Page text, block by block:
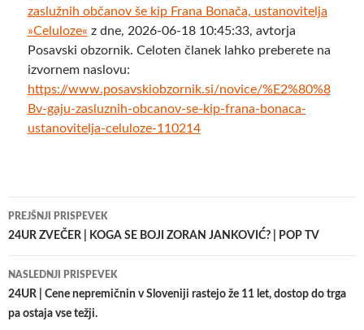
zaslužnih občanov še kip Frana Bonača, ustanovitelja
»Celuloze« z dne, 2026-06-18 10:45:33, avtorja
Posavski obzornik. Celoten članek lahko preberete na
izvornem naslovu:
https://www.posavskiobzornik.si/novice/%E2%80%8
Bv-gaju-zasluznih-obcanov-se-kip-frana-bonaca-
ustanovitelja-celuloze-110214
Krmarjenje
po
prispevkih
PREJŠNJI PRISPEVEK
24UR ZVEČER | KOGA SE BOJI ZORAN JANKOVIĆ? | POP TV
NASLEDNJI PRISPEVEK
24UR | Cene nepremičnin v Sloveniji rastejo že 11 let, dostop do trga
pa ostaja vse težji.